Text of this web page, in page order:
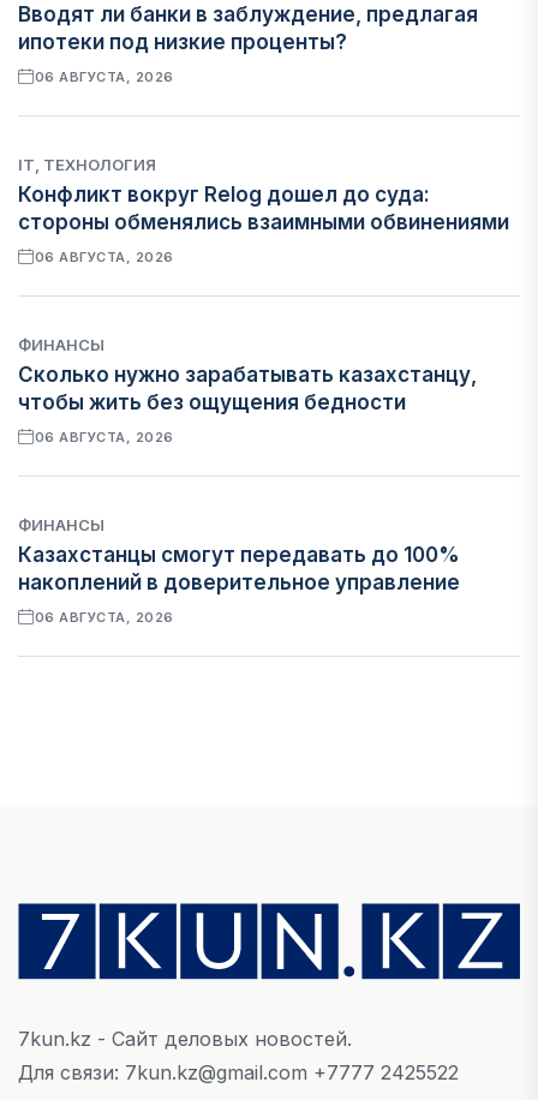
Вводят ли банки в заблуждение, предлагая
ипотеки под низкие проценты?
06 АВГУСТА, 2026
IT, ТЕХНОЛОГИЯ
Конфликт вокруг Relog дошел до суда:
стороны обменялись взаимными обвинениями
06 АВГУСТА, 2026
ФИНАНСЫ
Сколько нужно зарабатывать казахстанцу,
чтобы жить без ощущения бедности
06 АВГУСТА, 2026
ФИНАНСЫ
Казахстанцы смогут передавать до 100%
накоплений в доверительное управление
06 АВГУСТА, 2026
На что Казахстан потратил больше всего в
нежилом строительстве
06 АВГУСТА, 2026
МНЕНИЕ ЭКСПЕРТОВ
7kun.kz - Сайт деловых новостей.
Для связи: 7kun.kz@gmail.com +7777 2425522